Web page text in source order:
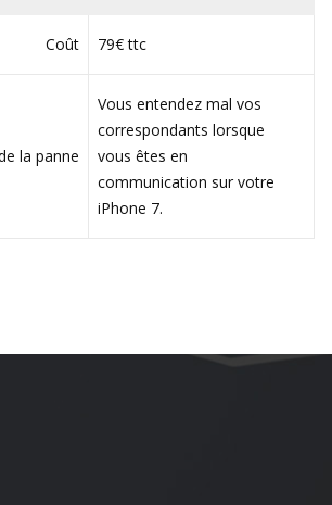
Coût 79€ ttc
la panne
Vous entendez mal vos
correspondants lorsque
vous êtes en
communication sur votre
iPhone 7.